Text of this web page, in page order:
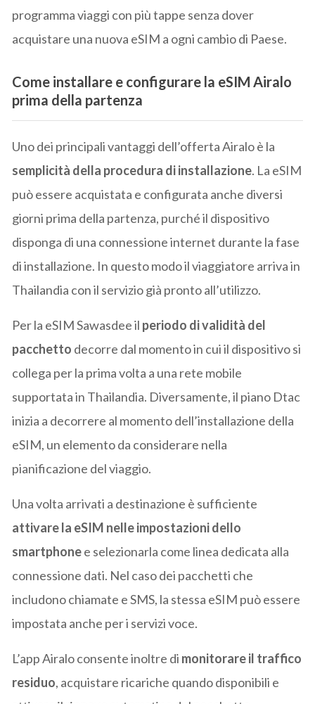
programma viaggi con più tappe senza dover
acquistare una nuova eSIM a ogni cambio di Paese.
Come installare e configurare la eSIM Airalo
prima della partenza
Uno dei principali vantaggi dell’offerta Airalo è la
semplicità della procedura di installazione. La eSIM
può essere acquistata e configurata anche diversi
giorni prima della partenza, purché il dispositivo
disponga di una connessione internet durante la fase
di installazione. In questo modo il viaggiatore arriva in
Thailandia con il servizio già pronto all’utilizzo.
Per la eSIM Sawasdee il periodo di validità del
pacchetto decorre dal momento in cui il dispositivo si
collega per la prima volta a una rete mobile
supportata in Thailandia. Diversamente, il piano Dtac
inizia a decorrere al momento dell’installazione della
eSIM, un elemento da considerare nella
pianificazione del viaggio.
Una volta arrivati a destinazione è sufficiente
attivare la eSIM nelle impostazioni dello
smartphonee selezionarla come linea dedicata alla
connessione dati. Nel caso dei pacchetti che
includono chiamate e SMS, la stessa eSIM può essere
impostata anche per i servizi voce.
L’app Airalo consente inoltre di monitorare il traffico
residuo, acquistare ricariche quando disponibili e